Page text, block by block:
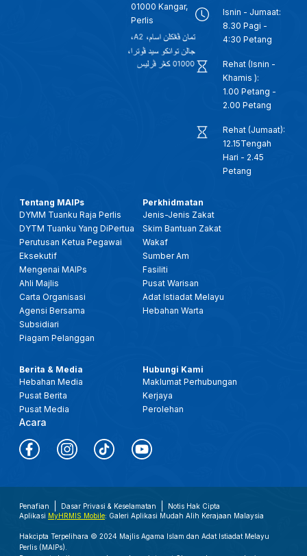
01000 Kangar,
Perlis
Isnin - Jumaat:
8.30 Pagi -
4:30 Petang
Rehat (Isnin -
Khamis ):
1.00 Petang -
2.00 Petang
Rehat (Jumaat):
12.15Tengah
Hari - 2.45
Petang
Tentang MAIPs
DYMM Tuanku Raja Perlis
DYTM Tuanku Yang DiPertua
Perutusan Ketua Pegawai
Eksekutif
Mengenai MAIPs
Ahli Majlis
Carta Organisasi
Agensi Bersama
Subsidiari
Piagam Pelanggan
Perkhidmatan
Jenis-Jenis Zakat
Skim Bantuan Zakat
Wakaf
Sumber Am
Fasiliti
Pusat Warisan
Adat Istiadat Melayu
Hebahan Warta
Berita & Media
Hebahan Media
Pusat Berita
Pusat Media
Acara
Hubungi Kami
Maklumat Perhubungan
Kerjaya
Perolehan
Penafian Dasar Privasi & Keselamatan
Notis Hak Cipta
Aplikasi MyHRMIS Mobile: Galeri Aplikasi Mudah Alih Kerajaan Malaysia
Hakcipta Terpelihara © 2024 Majlis Agama Islam dan Adat Istiadat Melayu
Perlis (MAIPs).